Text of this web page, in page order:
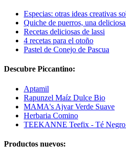
Especias: otras ideas creativas
Quiche de puerros, una
Recetas deliciosas de lassi
4 recetas para el otoño
Pastel de Conejo de Pascua
Descubre Piccantino:
Aptamil
Rapunzel Maíz Dulce Bio
MAMA's Ajvar Verde Suave
Herbaria Comino
TEEKANNE Teefix - Té Negro
Productos nuevos: